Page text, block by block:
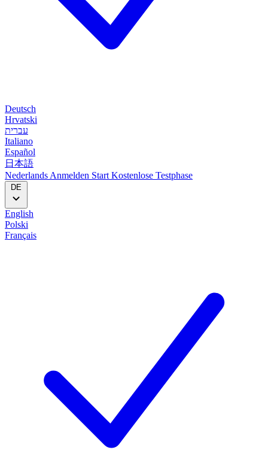
Deutsch
Hrvatski
עברית
Italiano
Español
日本語
Nederlands Anmelden Start Kostenlose Testphase
DE
English
Polski
Français